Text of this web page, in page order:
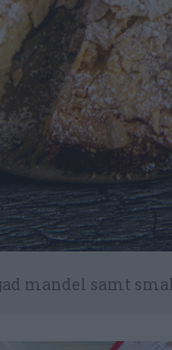
mandel samt